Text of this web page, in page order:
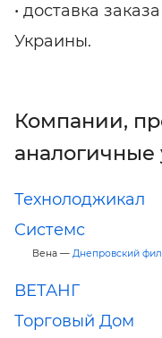
• доставка
Украины.
Компании,
аналогичные
Технолоджикал
Системс
Вена — Днепровский
ВЕТАНГ
Торговый Дом